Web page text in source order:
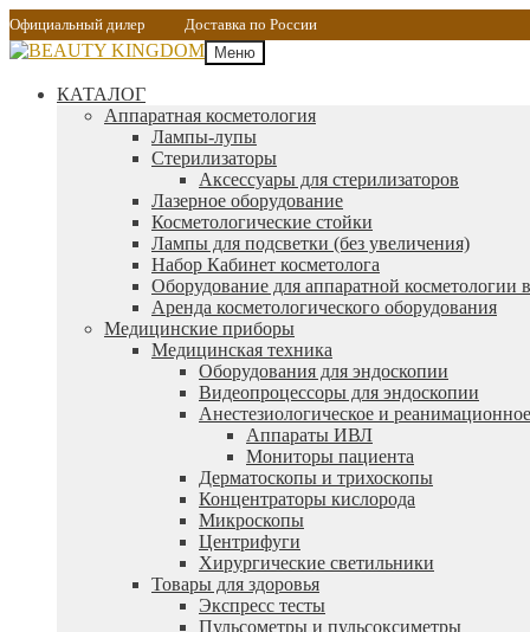
Официальный дилер
Доставка по России
Меню
КАТАЛОГ
Аппаратная косметология
Лампы-лупы
Стерилизаторы
Аксессуары для стерилизаторов
Лазерное оборудование
Косметологические стойки
Лампы для подсветки (без увеличения)
Набор Кабинет косметолога
Оборудование для аппаратной косметологии
Аренда косметологического оборудования
Медицинские приборы
Медицинская техника
Оборудования для эндоскопии
Видеопроцессоры для эндоскопии
Анестезиологическое и
Аппараты ИВЛ
Мониторы пациента
Дерматоскопы и трихоскопы
Концентраторы кислорода
Микроскопы
Центрифуги
Xирургические светильники
Товары для здоровья
Экспресс тесты
Пульсометры и пульсоксиметры